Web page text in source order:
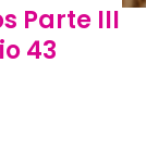
Parte III
43